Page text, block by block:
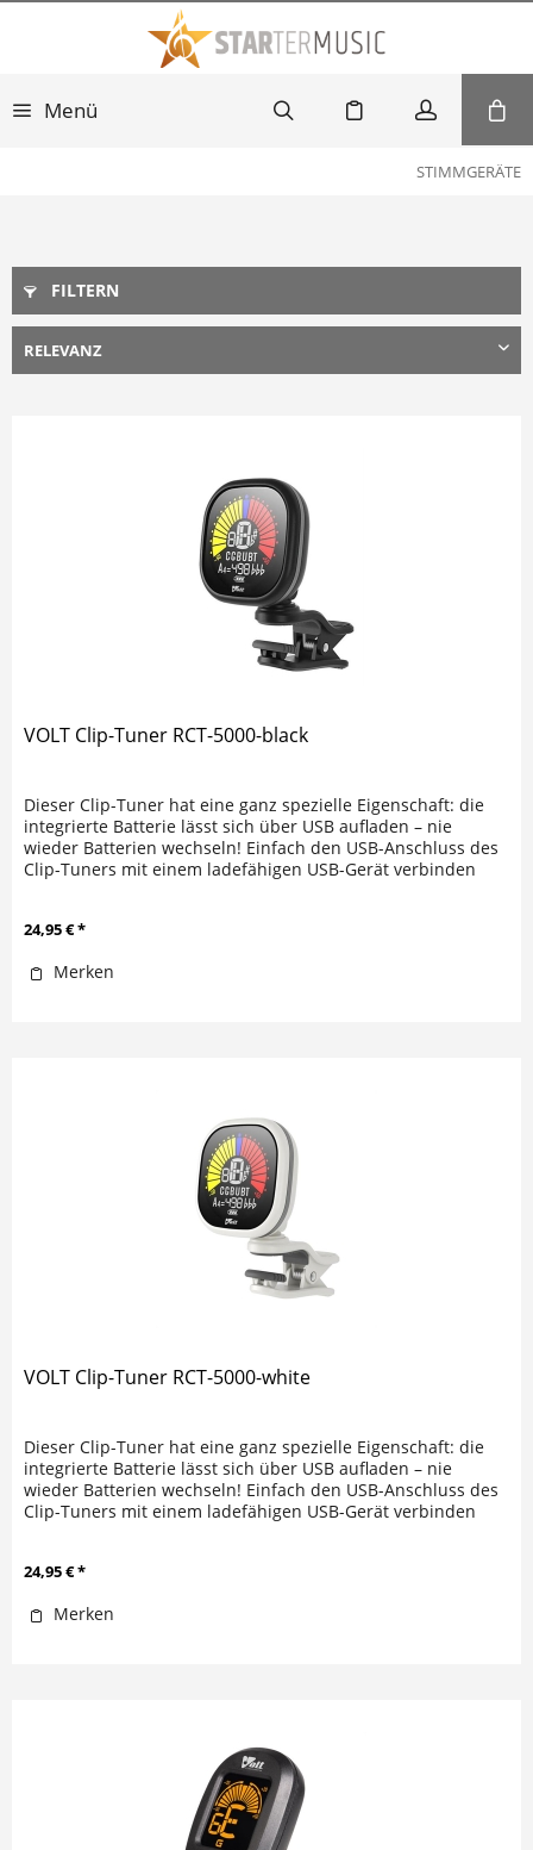
Menü
STIMMGERÄTE
FILTERN
VOLT Clip-Tuner RCT-5000-black
Dieser Clip-Tuner hat eine ganz spezielle Eigenschaft: die
integrierte Batterie lässt sich über USB aufladen – nie
wieder Batterien wechseln! Einfach den USB-Anschluss des
Clip-Tuners mit einem ladefähigen USB-Gerät verbinden
24,95 € *
Merken
VOLT Clip-Tuner RCT-5000-white
Dieser Clip-Tuner hat eine ganz spezielle Eigenschaft: die
integrierte Batterie lässt sich über USB aufladen – nie
wieder Batterien wechseln! Einfach den USB-Anschluss des
Clip-Tuners mit einem ladefähigen USB-Gerät verbinden
24,95 € *
Merken